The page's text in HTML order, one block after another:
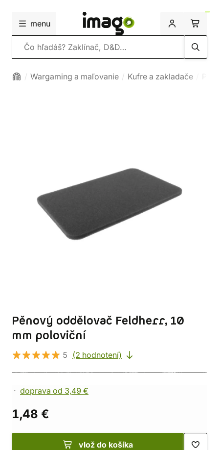
menu
Vyhľadávanie
Wargaming a maľovanie Kufre a zakladače
Pěnový oddělovač Feldherr, 10
mm poloviční
5 (2 hodnotení)
doprava od 3,49 €
1,48 €
vlož do košíka